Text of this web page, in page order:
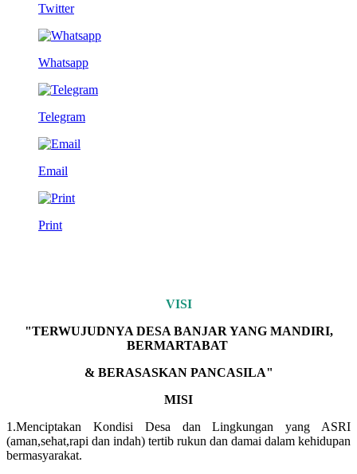
Twitter
Whatsapp
Telegram
Email
Print
VISI
"TERWUJUDNYA DESA BANJAR YANG MANDIRI,
BERMARTABAT
& BERASASKAN PANCASILA"
MISI
1.Menciptakan Kondisi Desa dan Lingkungan yang ASRI
(aman,sehat,rapi dan indah) tertib rukun dan damai dalam kehidupan
bermasyarakat.